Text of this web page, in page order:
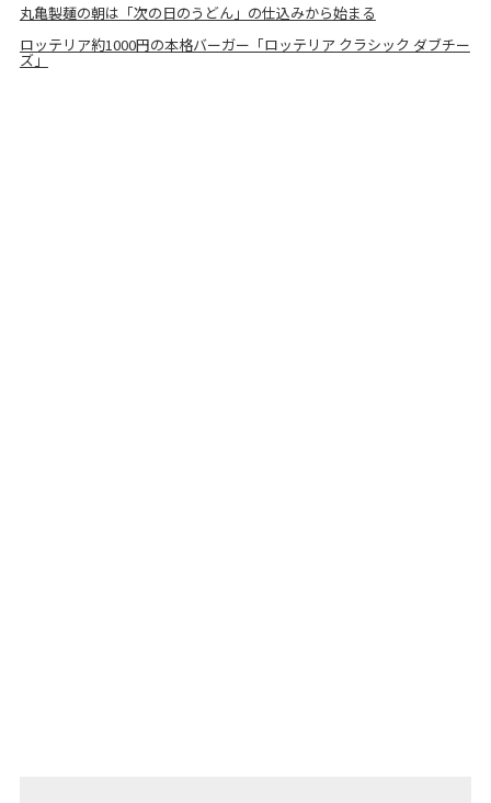
丸亀製麺の朝は「次の日のうどん」の仕込みから始まる
ロッテリア約1000円の本格バーガー「ロッテリア クラシック ダブチー
ズ」